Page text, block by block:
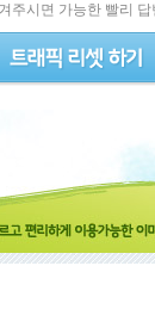
주시면 가능한 빨리